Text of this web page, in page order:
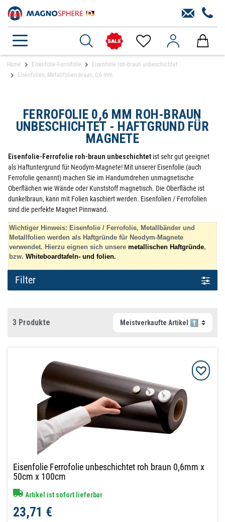
Home Eisenfolie-Ferrofolie
Eisenfolie roh-braun unbeschichtet
Eisenfolien, Metallfolien braun, 0,6 mm
FERROFOLIE 0,6 MM ROH-BRAUN
UNBESCHICHTET - HAFTGRUND FÜR
MAGNETE
Eisenfolie-Ferrofolie roh-braun unbeschichtet ist sehr gut geeignet
als Haftuntergrund für Neodym-Magnete! Mit unserer Eisenfolie (auch
Ferrofolie genannt) machen Sie im Handumdrehen unmagnetische
Oberflächen wie Wände oder Kunststoff magnetisch. Die Oberfläche ist
dunkelbraun, kann mit Folien kaschiert werden. Eisenfolien / Ferrofolien
sind die perfekte Magnet Pinnwand.
Wichtiger Hinweis: Eisenfolie / Ferrofolie, Metallbänder und
Metallfolien werden als Haftgründe für Neodym-Magnete
verwendet. Hierzu eignen sich unsere metallischen Haftgründe,
bzw. Whiteboardtafeln- und folien.
Filter
3 Produkte
Eisenfolie Ferrofolie unbeschichtet roh braun 0,6mm x
50cm x 100cm
Artikel ist sofort lieferbar
23,71 €